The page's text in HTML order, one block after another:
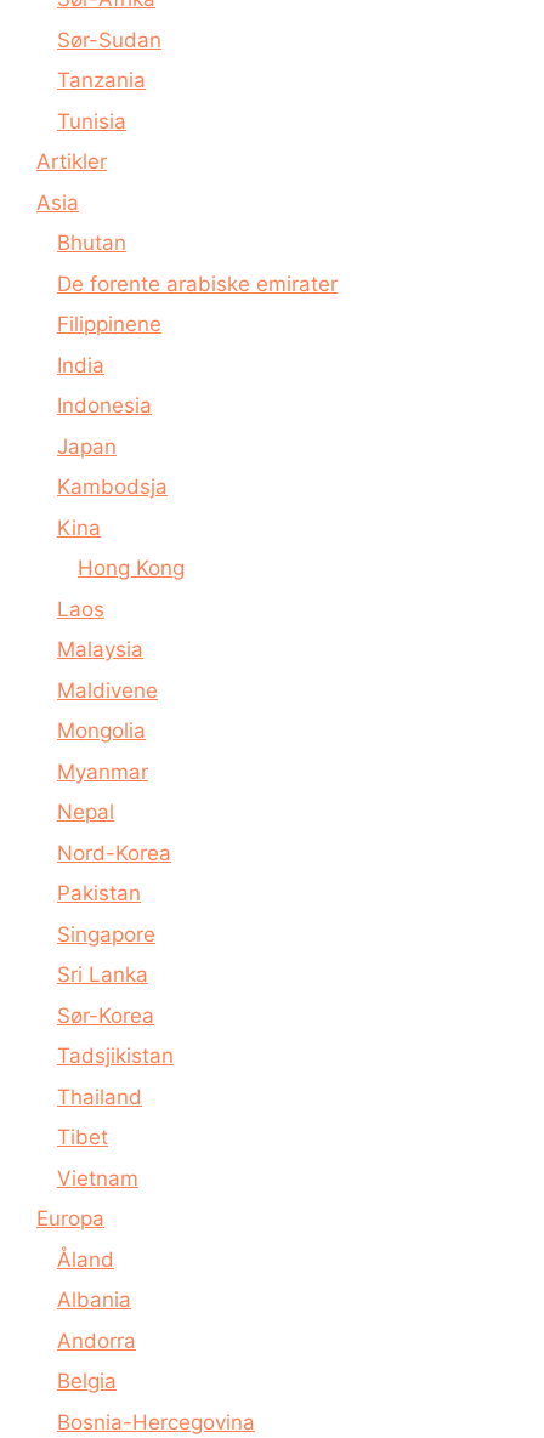
Sør-Sudan
Tanzania
Tunisia
Artikler
Asia
Bhutan
De forente arabiske emirater
Filippinene
India
Indonesia
Japan
Kambodsja
Kina
Hong Kong
Laos
Malaysia
Maldivene
Mongolia
Myanmar
Nepal
Nord-Korea
Pakistan
Singapore
Sri Lanka
Sør-Korea
Tadsjikistan
Thailand
Tibet
Vietnam
Europa
Åland
Albania
Andorra
Belgia
Bosnia-Hercegovina